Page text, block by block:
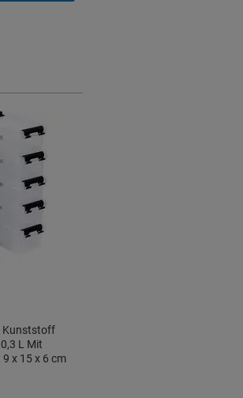
Kunststoff
L Mit
x 15 x 6 cm